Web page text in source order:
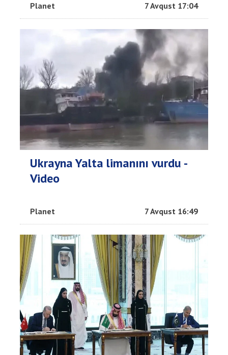
Planet 7 Avqust 17:04
Ukrayna Yalta limanını vurdu -
Video
Planet 7 Avqust 16:49